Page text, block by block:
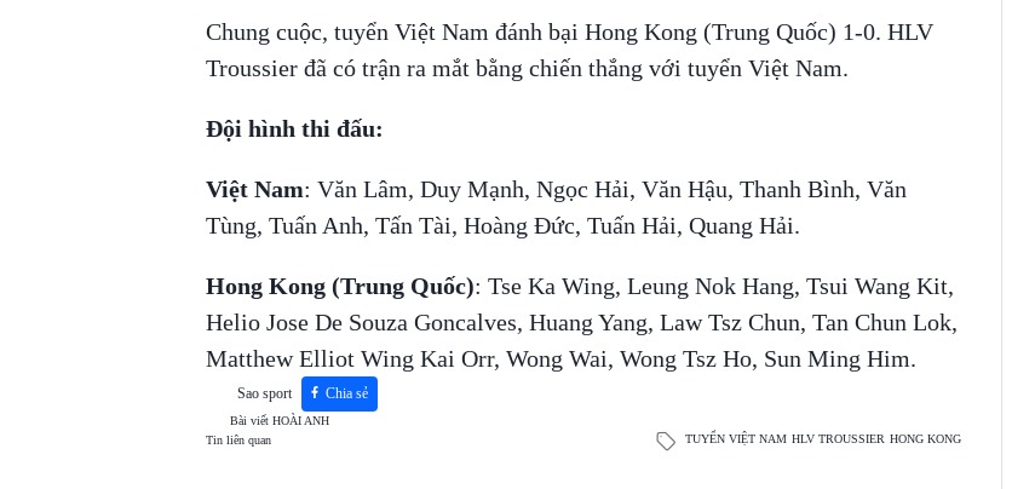
Chung cuộc, tuyển Việt Nam đánh bại Hong Kong (Trung Quốc) 1-0. HLV
Troussier đã có trận ra mắt bằng chiến thắng với tuyển Việt Nam.
Đội hình thi đấu:
Việt Nam: Văn Lâm, Duy Mạnh, Ngọc Hải, Văn Hậu, Thanh Bình, Văn
Tùng, Tuấn Anh, Tấn Tài, Hoàng Đức, Tuấn Hải, Quang Hải.
Hong Kong (Trung Quốc): Tse Ka Wing, Leung Nok Hang, Tsui Wang Kit,
Helio Jose De Souza Goncalves, Huang Yang, Law Tsz Chun, Tan Chun Lok,
Matthew Elliot Wing Kai Orr, Wong Wai, Wong Tsz Ho, Sun Ming Him.
Sao sport Chia sẻ
Bài viết HOÀI ANH
Tin liên quan
TUYỂN VIỆT NAM HLV TROUSSIER HONG KONG